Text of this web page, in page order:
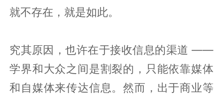
就不存在，就是如此。
究其原因，也许在于接收信息的渠道 ——
学界和大众之间是割裂的，只能依靠媒体
和自媒体来传达信息。然而，出于商业等